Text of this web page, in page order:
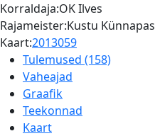
Korraldaja:OK Ilves
Rajameister:Kustu Künnapas
Kaart:2013059
Tulemused (158)
Vaheajad
Graafik
Teekonnad
Kaart